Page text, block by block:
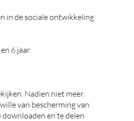
in de sociale ontwikkeling
6 jaar.
Nadien niet meer.
van bescherming van
en te delen